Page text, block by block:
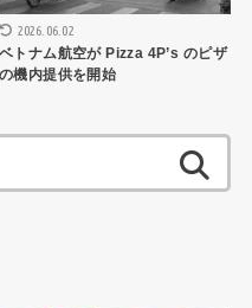
2026.06.02
ベトナム航空が Pizza 4P’s のピザ
の機内提供を開始
: